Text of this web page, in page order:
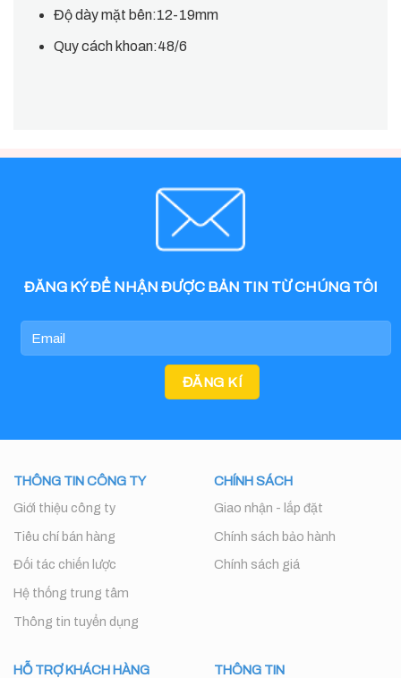
Độ dày mặt bên:12-19mm
Quy cách khoan:48/6
ĐĂNG KÝ ĐỂ NHẬN ĐƯỢC BẢN TIN TỪ CHÚNG TÔI
THÔNG TIN CÔNG TY
Giới thiệu công ty
Tiêu chí bán hàng
Đối tác chiến lược
Hệ thống trung tâm
Thông tin tuyển dụng
CHÍNH SÁCH
Giao nhận - lắp đặt
Chính sách bảo hành
Chính sách giá
HỖ TRỢ KHÁCH HÀNG
THÔNG TIN